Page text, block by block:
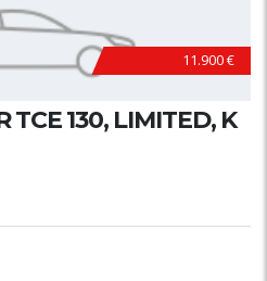
11.900 €
TCE 130, LIMITED, K